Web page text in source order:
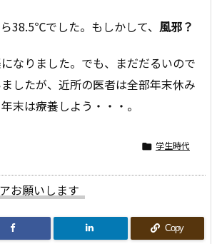
38.5℃でした。もしかして、 風邪？
なりました。でも、まだだるいので
したが、近所の医者は全部年末休み
末は療養しよう・・・。
 学生時代
お願いします
Copy